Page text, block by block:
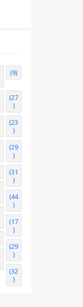
(9)
(27
)
(23
)
(29
)
(31
)
(44
)
(17
)
(29
)
(32
)